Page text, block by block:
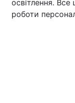
освітлення. Все
роботи